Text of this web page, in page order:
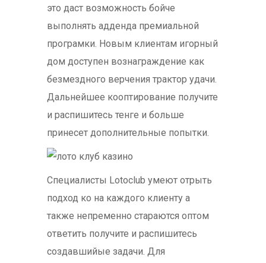
это даст возможность бойче
выполнять адденда премиальной
програмки. Новым клиентам игорный
дом доступен вознаграждение как
безмездного верчения трактор удачи.
Дальнейшее кооптирование получите
и распишитесь тенге и больше
принесет дополнительные попытки.
Специалисты Lotoclub умеют отрыть
подход ко на каждого клиенту а
также непременно стараются оптом
ответить получите и распишитесь
создавшийые задачи. Для